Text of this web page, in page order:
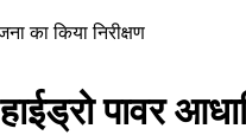
का किया निरीक्षण
पावर